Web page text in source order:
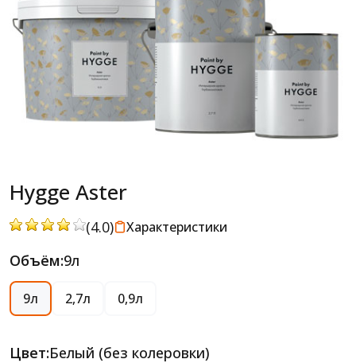
Hygge Aster
(4.0) Характеристики
Объём:9л
9л 2,7л 0,9л
Цвет:Белый (без колеровки)